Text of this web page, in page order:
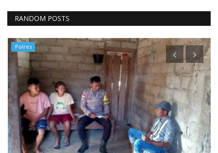
RANDOM POSTS
Polres